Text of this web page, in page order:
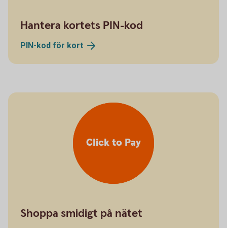
Hantera kortets PIN-kod
PIN-kod för kort
Click to Pay
Shoppa smidigt på nätet